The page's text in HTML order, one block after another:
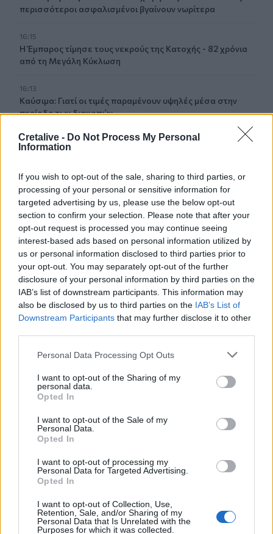
Cretalive - Do Not Process My Personal
Information
If you wish to opt-out of the sale, sharing to third parties, or
processing of your personal or sensitive information for
targeted advertising by us, please use the below opt-out
section to confirm your selection. Please note that after your
opt-out request is processed you may continue seeing
interest-based ads based on personal information utilized by
us or personal information disclosed to third parties prior to
your opt-out. You may separately opt-out of the further
disclosure of your personal information by third parties on the
IAB’s list of downstream participants. This information may
also be disclosed by us to third parties on the IAB’s List of
Downstream Participants that may further disclose it to other
Personal Data Processing Opt Outs
I want to opt-out of the Sharing of my
personal data.
Opted In
I want to opt-out of the Sale of my
Personal Data.
Opted In
I want to opt-out of processing my
Personal Data for Targeted Advertising.
Opted In
I want to opt-out of Collection, Use,
Retention, Sale, and/or Sharing of my
Personal Data that Is Unrelated with the
Purposes for which it was collected.
περισσότεροι ασφαλισμένοι βγαίνουν νωρίτερα
16:15
Η Έμπαρος τίμησε τους νεκρούς της Κατοχής - 82 χρόνια
από τη Μεγάλη Κύκλωση
16:13
Καύσιμα: Γιατί οι τιμές παραμένουν υψηλές μέσα στην
περίοδο των διακοπών
16:10
Έφυγαν» 6.000 εισιτήρια από τον κόσμο του ΟΦΗ για το
15:54
Ο Γ. Αγριμανάκης Αντιδήμαρχος Υπηρεσίας το Σάββατο 8
και την Κυριακή 9 Αυγούστου
15:48
Δυτική Αττική: Ολοκληρώθηκαν οι αυτοψίες στις
πυρόπληκτες περιοχές
15:43
Εντυπωσιάζουν οι εικόνες από το νέο αεροδρόμιο στο
Καστέλλι - Δείτε βίντεο
Πολιτική Προστασία: Νέα εναέρια μέσα και τεχνολογία
ΔΕΕΠ Ηρακλείου: «Η Κρήτη βρίσκεται στις
15:30
και έσπασε το προηγούμενο (δικό της) ρεκόρ Γκίνες
ΠΕΡΙΣΣΟΤΕΡΑ